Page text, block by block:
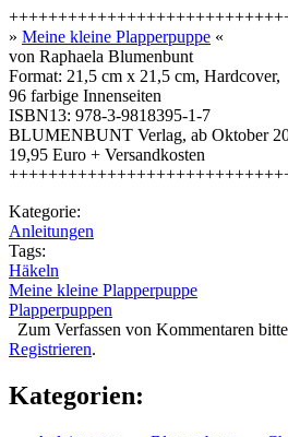
» Meine kleine Plapperpuppe «
von Raphaela Blumenbunt
Format: 21,5 cm x 21,5 cm, Hardcover,
96 farbige Innenseiten
ISBN13: 978-3-9818395-1-7
BLUMENBUNT Verlag, ab Oktober
19,95 Euro + Versandkosten
Kategorie:
Anleitungen
Tags:
Häkeln
Meine kleine Plapperpuppe
Plapperpuppen
Zum Verfassen von Kommentaren bitte
Registrieren.
Kategorien: